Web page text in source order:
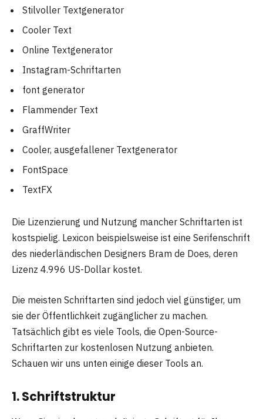
Stilvoller Textgenerator
Cooler Text
Online Textgenerator
Instagram-Schriftarten
font generator
Flammender Text
GraffWriter
Cooler, ausgefallener Textgenerator
FontSpace
TextFX
Die Lizenzierung und Nutzung mancher Schriftarten ist
kostspielig. Lexicon beispielsweise ist eine Serifenschrift
des niederländischen Designers Bram de Does, deren
Lizenz 4.996 US-Dollar kostet.
Die meisten Schriftarten sind jedoch viel günstiger, um
sie der Öffentlichkeit zugänglicher zu machen.
Tatsächlich gibt es viele Tools, die Open-Source-
Schriftarten zur kostenlosen Nutzung anbieten.
Schauen wir uns unten einige dieser Tools an.
1. Schriftstruktur